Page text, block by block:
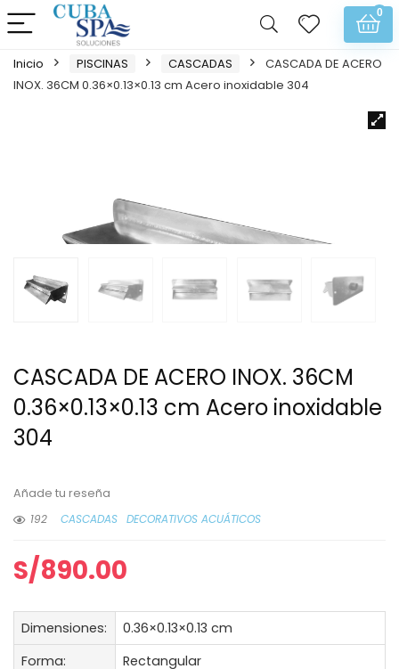
0
Inicio PISCINAS CASCADAS
CASCADA DE ACERO
INOX. 36CM 0.36×0.13×0.13 cm Acero inoxidable 304
CASCADA DE ACERO INOX. 36CM
0.36×0.13×0.13 cm Acero inoxidable
304
Añade tu reseña
192
CASCADAS DECORATIVOS ACUÁTICOS
S/890.00
Dimensiones:
0.36×0.13×0.13 cm
Forma:
Rectangular